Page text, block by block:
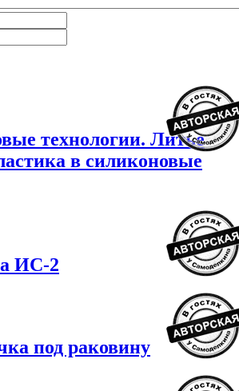
технологии. Литье
в силиконовые
ИС-2
под раковину